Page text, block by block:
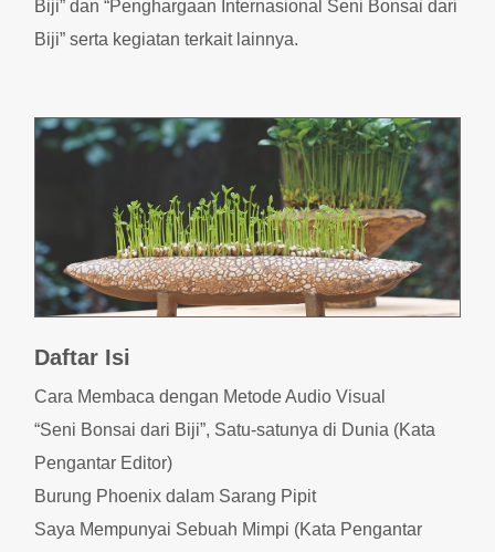
Biji” dan “Penghargaan Internasional Seni Bonsai dari
Biji” serta kegiatan terkait lainnya.
Daftar Isi
Cara Membaca dengan Metode Audio Visual
“Seni Bonsai dari Biji”, Satu-satunya di Dunia (Kata
Pengantar Editor)
Burung Phoenix dalam Sarang Pipit
Saya Mempunyai Sebuah Mimpi (Kata Pengantar